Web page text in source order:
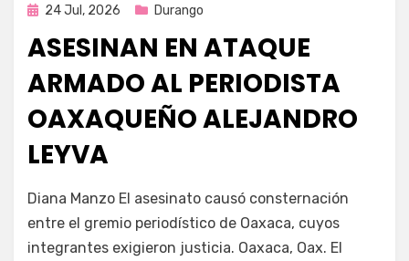
Publicada
24 Jul, 2026 Durango
ASESINAN EN ATAQUE
ARMADO AL PERIODISTA
OAXAQUEÑO ALEJANDRO
LEYVA
Fernando Miranda Servín
Diana Manzo El asesinato causó consternación
entre el gremio periodístico de Oaxaca, cuyos
integrantes exigieron justicia. Oaxaca, Oax. El